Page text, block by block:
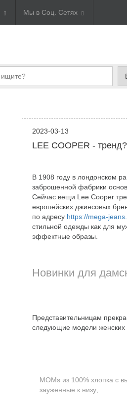
Мы в Соц. Сетях
2023-03-13
LEE COOPER - тренд?
В 1908 году в лондонском
заброшенной фабрики
Сейчас вещи Lee Cooper
европейских джинсовых
по адресу https://mega-
стильной одежды как для
эффектные образы.
Новинки для
Представительницам
следующие модели женских
MOMs из 100% хлопка с
зауженные к низу;